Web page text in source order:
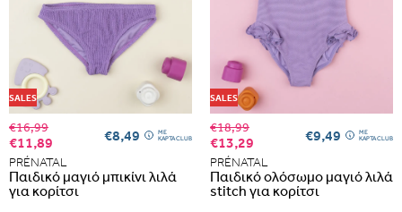
SALES
€16,99
€11,89 €8,49 ME
ΚΑΡΤΑ CLUB
PRÉNATAL
Παιδικό μαγιό μπικίνι λιλά
για κορίτσι
SALES
€18,99
€13,29 €9,49 ME
ΚΑΡΤΑ CLUB
PRÉNATAL
Παιδικό ολόσωμο μαγιό λιλά
stitch για κορίτσι